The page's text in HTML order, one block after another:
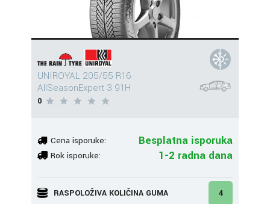
UNIROYAL 205/55 R16
AllSeasonExpert 3 91H
0
Cena isporuke: Besplatna isporuka
Rok isporuke: 1-2 radna dana
RASPOLOŽIVA KOLIČINA GUMA 4